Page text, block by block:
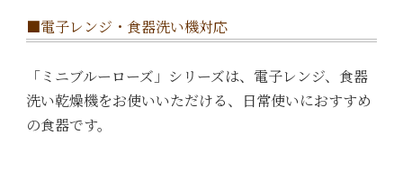
■電子レンジ・食器洗い機対応
「ミニブルーローズ」シリーズは、電子レンジ、食器
洗い乾燥機をお使いいただける、日常使いにおすすめ
の食器です。